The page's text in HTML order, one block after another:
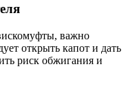
важно
открыть капот и дать
риск обжигания и